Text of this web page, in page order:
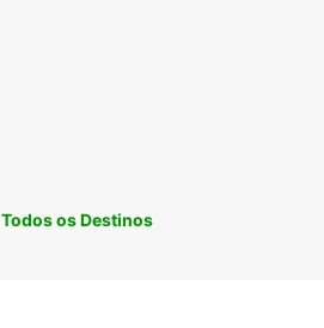
Todos os Destinos